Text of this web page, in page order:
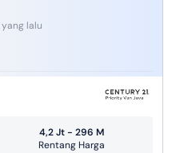
lalu
4,2 Jt - 296 M
Rentang Harga